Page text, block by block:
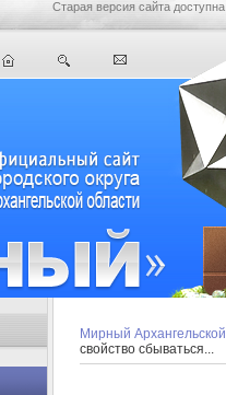
Старая версия сайта
Мирный
свойство сбываться...